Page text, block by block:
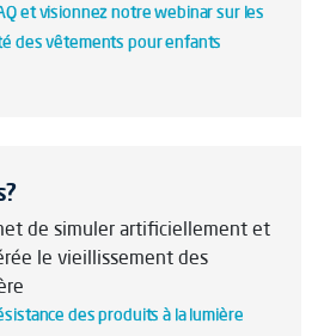
et visionnez notre webinar sur les
des vêtements pour enfants
de simuler artificiellement et
le vieillissement des
des produits à la lumière